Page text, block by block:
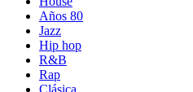
Años 80
Jazz
Hip hop
R&B
Rap